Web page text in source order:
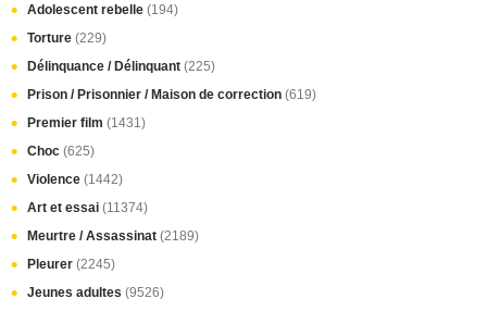
Adolescent rebelle (194)
Torture (229)
Délinquance / Délinquant (225)
Prison / Prisonnier / Maison de correction (619)
Premier film (1431)
Choc (625)
Violence (1442)
Art et essai (11374)
Meurtre / Assassinat (2189)
Pleurer (2245)
Jeunes adultes (9526)